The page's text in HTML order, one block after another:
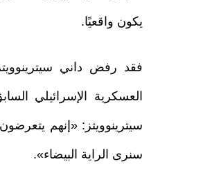
يكون واقعيًا.
فقد رفض داني
العسكرية الإسرائيلي
سيترينوويتز: «إنهم
سنرى الراية البيضاء».